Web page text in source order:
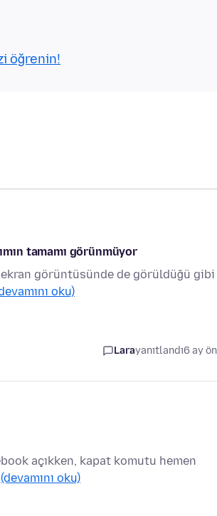
öğrenin!
tamamı görünmüyor
görüntüsünde de görüldüğü gibi
oku)
Larayanıtlandı6 ay
açıkken, kapat komutu hemen
(devamını oku)